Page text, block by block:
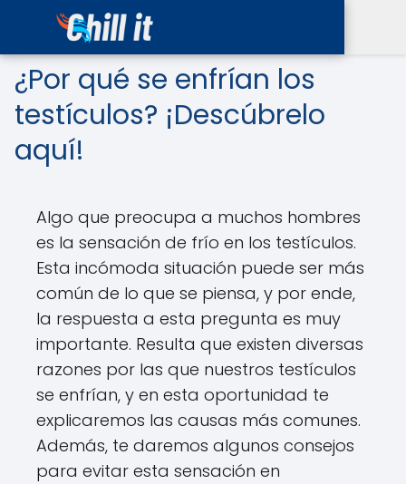
¿Por qué se enfrían los
testículos? ¡Descúbrelo
aquí!
Algo que preocupa a muchos hombres
es la sensación de frío en los testículos.
Esta incómoda situación puede ser más
común de lo que se piensa, y por ende,
la respuesta a esta pregunta es muy
importante. Resulta que existen diversas
razones por las que nuestros testículos
se enfrían, y en esta oportunidad te
explicaremos las causas más comunes.
Además, te daremos algunos consejos
para evitar esta sensación en